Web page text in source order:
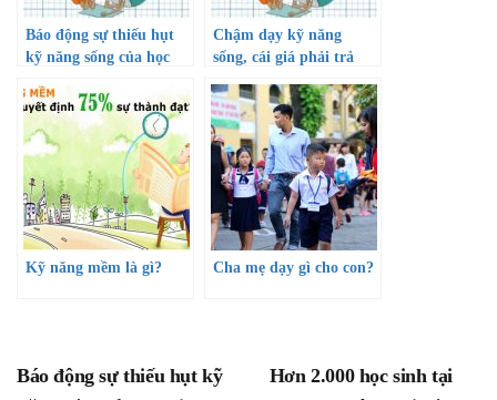
Báo động sự thiếu hụt
kỹ năng sống của học
Chậm dạy kỹ năng
sống, cái giá phải trả
Kỹ năng mềm là gì? Cha mẹ dạy gì cho con?
Báo động sự thiếu hụt kỹ
Hơn 2.000 học sinh tại